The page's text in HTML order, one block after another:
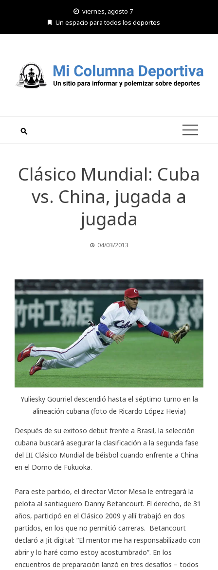
viernes, agosto 7
Un espacio para todos los deportes
Clásico Mundial: Cuba
vs. China, jugada a
jugada
04/03/2013
Yuliesky Gourriel descendió hasta el séptimo turno en la
alineación cubana (foto de Ricardo López Hevia)
Después de su exitoso debut frente a Brasil, la selección
cubana buscará asegurar la clasificación a la segunda fase
del III Clásico Mundial de béisbol cuando enfrente a China
en el Domo de Fukuoka.
Para este partido, el director Víctor Mesa le entregará la
pelota al santiaguero Danny Betancourt. El derecho, de 31
años, participó en el Clásico 2009 y allí trabajó en dos
partidos, en los que no permitió carreras. Betancourt
declaró a Jit digital: “El mentor me ha responsabilizado con
abrir y lo haré como estoy acostumbrado”. En los
encuentros de preparación lanzó en tres desafíos – todos